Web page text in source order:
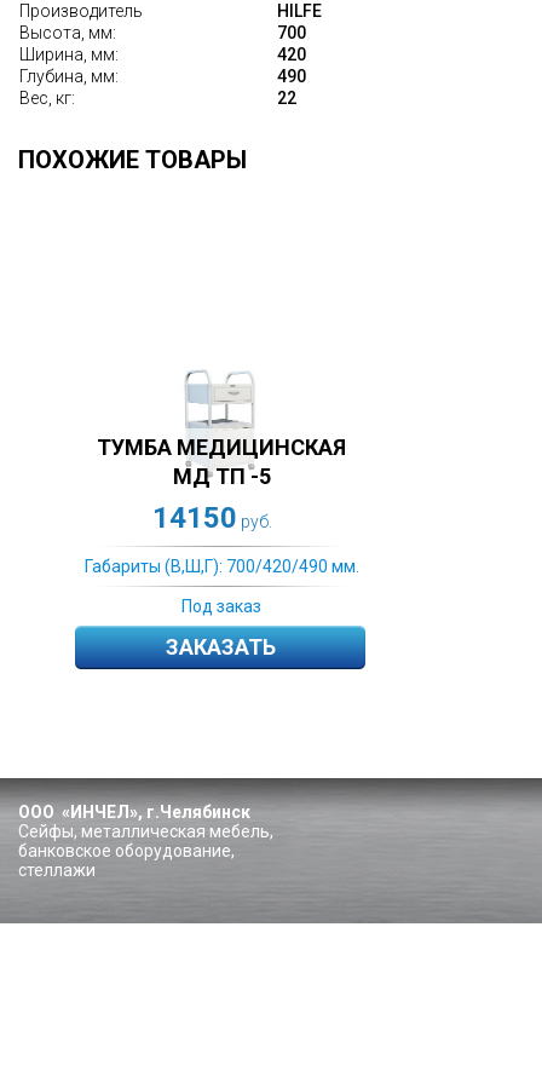
Производитель
HILFE
Высота, мм:
700
Ширина, мм:
420
Глубина, мм:
490
Вес, кг:
22
ПОХОЖИЕ ТОВАРЫ
ТУМБА МЕДИЦИНСКАЯ
МД ТП -5
14150 руб.
Габариты (В,Ш,Г): 700/420/490 мм.
Под заказ
ЗАКАЗАТЬ
ООО «ИНЧЕЛ», г.Челябинск
Сейфы, металлическая мебель,
банковское оборудование,
стеллажи